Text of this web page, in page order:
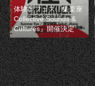
体験型フェス『集楽座
Collective Sounds &
Cultures』開催決定